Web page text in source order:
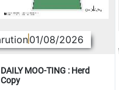
01/08/2026
DAILY MOO-TING : Herd
Copy